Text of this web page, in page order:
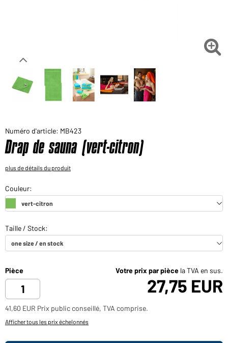

Numéro d'article: MB423
Drap de sauna (vert-citron)
plus de détails du produit
Pièce Votre prix par pièce la TVA en sus.
27,75 EUR
41,60 EUR Prix public conseillé, TVA comprise.
Afficher tous les prix échelonnés